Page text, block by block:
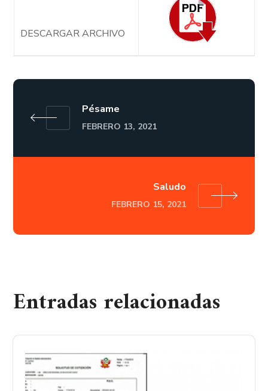
DESCARGAR ARCHIVO
Pésame
FEBRERO 13, 2021
Saludo
FEBRERO 15, 2021
Entradas relacionadas